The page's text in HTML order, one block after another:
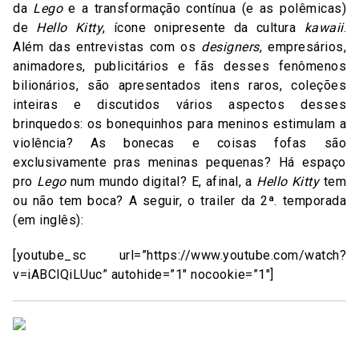
da Legoe a transformação contínua (e as polêmicas)
de Hello Kitty, ícone onipresente da cultura kawaii.
Além das entrevistas com os designers, empresários,
animadores, publicitários e fãs desses fenômenos
bilionários, são apresentados itens raros, coleções
inteiras e discutidos vários aspectos desses
brinquedos: os bonequinhos para meninos estimulam a
violência? As bonecas e coisas fofas são
exclusivamente pras meninas pequenas? Há espaço
pro Legonum mundo digital? E, afinal, a Hello Kittytem
ou não tem boca? A seguir, o trailer da 2ª. temporada
(em inglês):
[youtube_sc url=”https://www.youtube.com/watch?
v=iABClQiLUuc” autohide=”1″ nocookie=”1″]